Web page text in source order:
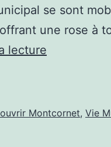
se sont
une rose à
lecture
à
Montcornet, Vie